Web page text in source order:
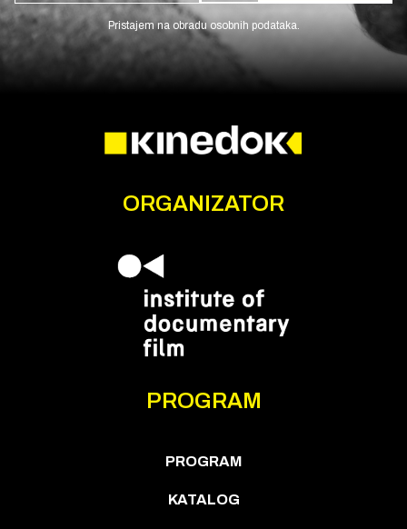
Pristajem na obradu osobnih podataka.
ORGANIZATOR
PROGRAM
PROGRAM
KATALOG